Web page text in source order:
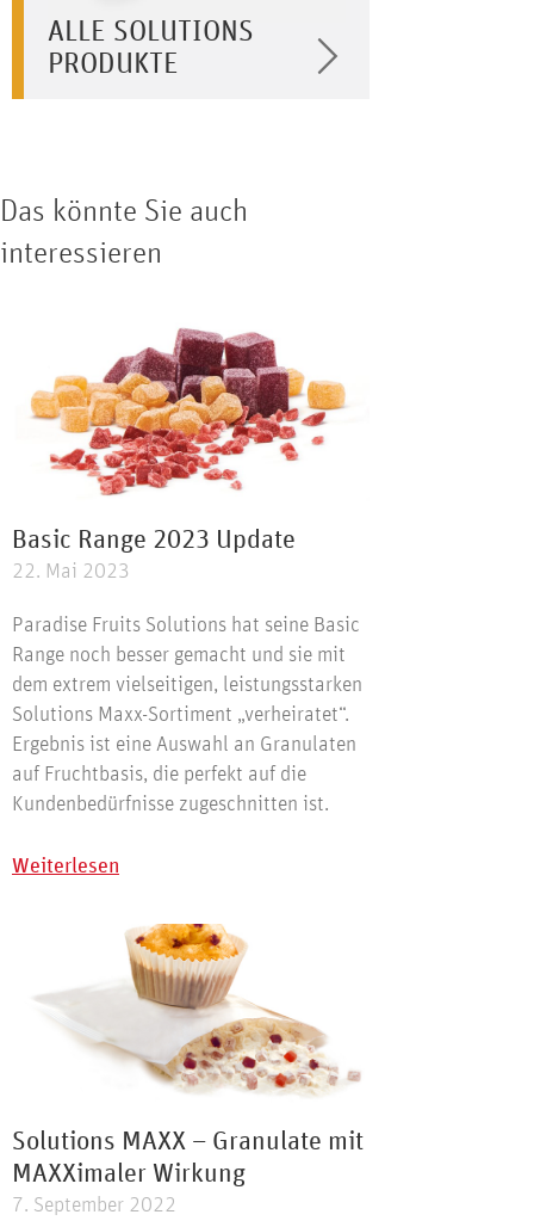
ALLE SOLUTIONS
PRODUKTE
Das könnte Sie auch
interessieren
Basic Range 2023 Update
22. Mai 2023
Paradise Fruits Solutions hat seine Basic
Range noch besser gemacht und sie mit
dem extrem vielseitigen, leistungsstarken
Solutions Maxx-Sortiment „verheiratet“.
Ergebnis ist eine Auswahl an Granulaten
auf Fruchtbasis, die perfekt auf die
Kundenbedürfnisse zugeschnitten ist.
Weiterlesen
Solutions MAXX – Granulate mit
MAXXimaler Wirkung
7. September 2022